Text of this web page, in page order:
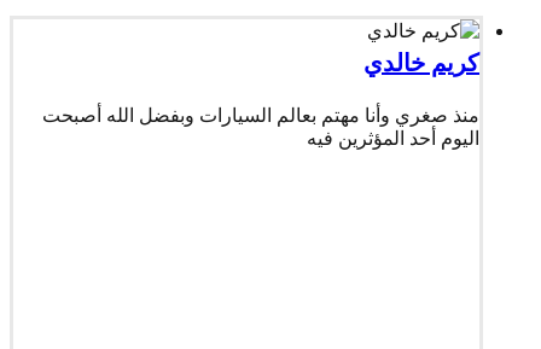
كريم خالدي
منذ صغري وأنا مهتم بعالم السيارات وبفضل الله أصبحت
اليوم أحد المؤثرين فيه